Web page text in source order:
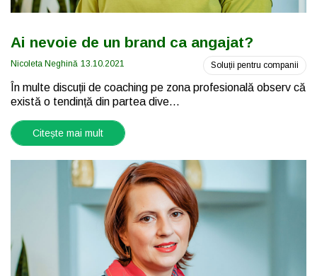
Ai nevoie de un brand ca angajat?
Nicoleta Neghină 13.10.2021 Soluții pentru companii
În multe discuții de coaching pe zona profesională observ că
există o tendință din partea dive...
Citește mai mult